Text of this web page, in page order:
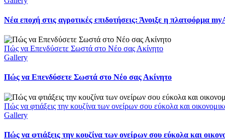
Νέα εποχή στις αγροτικές επιδοτήσεις: Άνοιξε η πλατφόρμα
Πώς να Επενδύσετε Σωστά στο Νέο σας Ακίνητο
Gallery
Πώς να Επενδύσετε Σωστά στο Νέο σας Ακίνητο
Πώς να φτιάξεις την κουζίνα των ονείρων σου εύκολα και
Gallery
Πώς να φτιάξεις την κουζίνα των ονείρων σου εύκολα και